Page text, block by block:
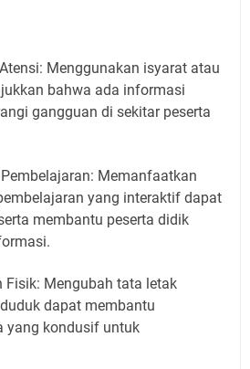
Menggunakan isyarat atau
bahwa ada informasi
gangguan di sekitar peserta
Memanfaatkan
yang interaktif dapat
membantu peserta didik
Fisik: Mengubah tata letak
dapat membantu
yang kondusif untuk